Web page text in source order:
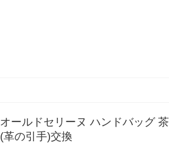
オールドセリーヌ ハンドバッグ
(革の引手)交換